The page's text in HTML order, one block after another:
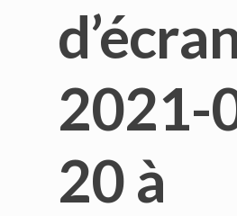
2021-
20 à